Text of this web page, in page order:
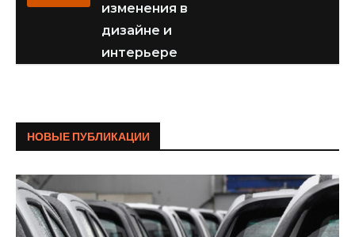
изменения в
дизайне и
интерьере
НОВЫЕ ПУБЛИКАЦИИ